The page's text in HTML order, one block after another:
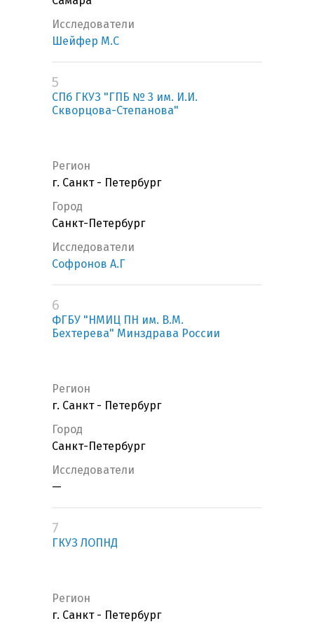
Исследователи
Шейфер М.С
5
СПб ГКУЗ "ГПБ № 3 им. И.И.
Скворцова-Степанова"
Регион
г. Санкт - Петербург
Город
Санкт-Петербург
Исследователи
Софронов А.Г
6
ФГБУ "НМИЦ ПН им. В.М.
Бехтерева" Минздрава России
Регион
г. Санкт - Петербург
Город
Санкт-Петербург
Исследователи
—
7
ГКУЗ ЛОПНД
Регион
г. Санкт - Петербург